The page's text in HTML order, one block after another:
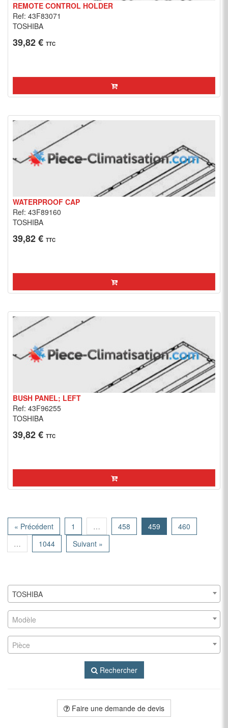
REMOTE CONTROL HOLDER
Ref: 43F83071
TOSHIBA
39,82 € TTC
WATERPROOF CAP
Ref: 43F89160
TOSHIBA
39,82 € TTC
BUSH PANEL; LEFT
Ref: 43F96255
TOSHIBA
39,82 € TTC
« Précédent 1 … 458 459
460
…
1044 Suivant »
TOSHIBA
Modèle
Pièce
Rechercher
Faire une demande de devis